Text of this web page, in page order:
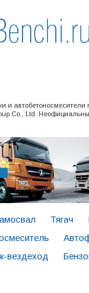
и автобетоносмесители
Co., Ltd.
Тягач
вездеход